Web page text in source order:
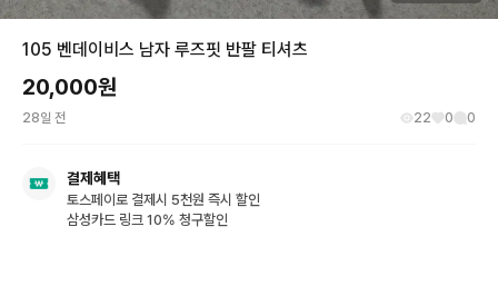
105 벤데이비스 남자 루즈핏 반팔 티셔츠
20,000원
28일 전 22 0 0
결제혜택
토스페이로 결제시 5천원 즉시 할인
삼성카드 링크 10% 청구할인